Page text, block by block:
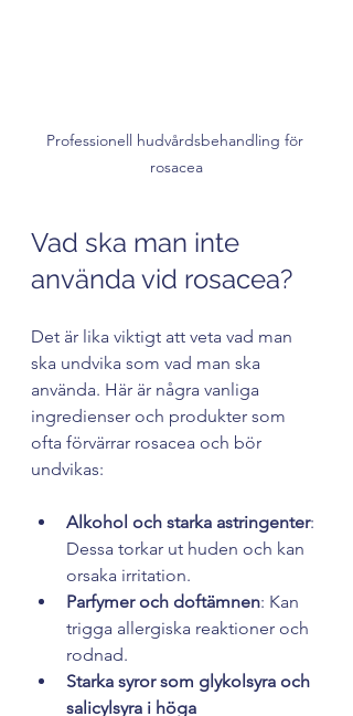
Professionell hudvårdsbehandling för
rosacea
Vad ska man inte
använda vid rosacea?
Det är lika viktigt att veta vad man
ska undvika som vad man ska
använda. Här är några vanliga
ingredienser och produkter som
ofta förvärrar rosacea och bör
undvikas:
Alkohol och starka astringenter:
Dessa torkar ut huden och kan
orsaka irritation.
Parfymer och doftämnen: Kan
trigga allergiska reaktioner och
rodnad.
Starka syror som glykolsyra och
salicylsyra i höga